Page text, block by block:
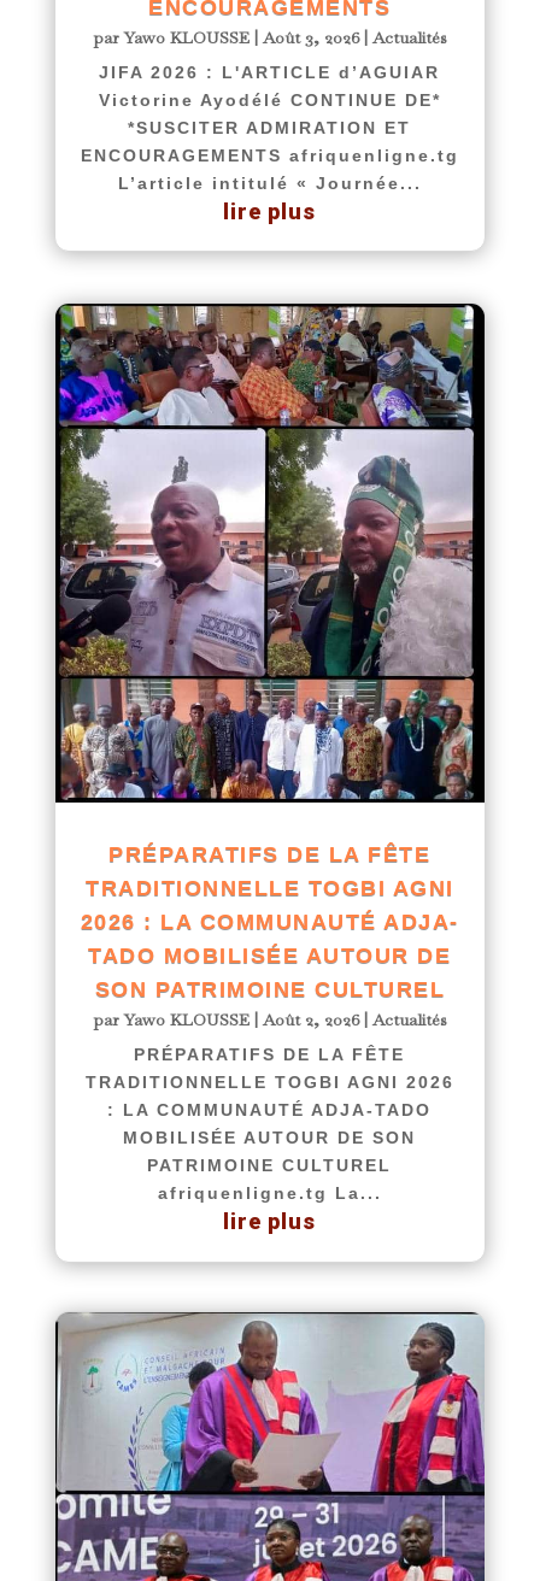
ENCOURAGEMENTS
parYawo KLOUSSE|Août 3, 2026|Actualités
JIFA 2026 : L'ARTICLE d’AGUIAR
Victorine Ayodélé CONTINUE DE*
*SUSCITER ADMIRATION ET
ENCOURAGEMENTS afriquenligne.tg
L’article intitulé « Journée...
lire plus
PRÉPARATIFS DE LA FÊTE
TRADITIONNELLE TOGBI AGNI
2026 : LA COMMUNAUTÉ ADJA-
TADO MOBILISÉE AUTOUR DE
SON PATRIMOINE CULTUREL
parYawo KLOUSSE|Août 2, 2026|Actualités
PRÉPARATIFS DE LA FÊTE
TRADITIONNELLE TOGBI AGNI 2026
: LA COMMUNAUTÉ ADJA-TADO
MOBILISÉE AUTOUR DE SON
PATRIMOINE CULTUREL
afriquenligne.tg La...
lire plus